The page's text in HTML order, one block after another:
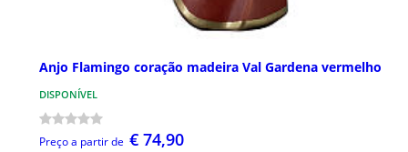
Anjo Flamingo coração madeira Val Gardena vermelho
DISPONÍVEL
Preço a partir de € 74,90